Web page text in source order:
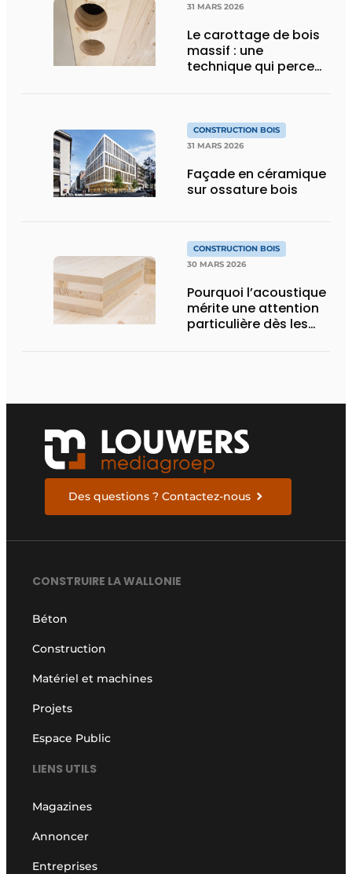
31 MARS 2026
Le carottage de bois
massif : une
technique qui perce…
CONSTRUCTION BOIS
31 MARS 2026
Façade en céramique
sur ossature bois
CONSTRUCTION BOIS
30 MARS 2026
Pourquoi l’acoustique
mérite une attention
particulière dès les
Des questions ? Contactez-nous
CONSTRUIRE LA WALLONIE
Béton
Construction
Matériel et machines
Projets
Espace Public
LIENS UTILS
Magazines
Annoncer
Entreprises